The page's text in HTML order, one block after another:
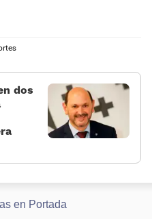
dos
en Portada